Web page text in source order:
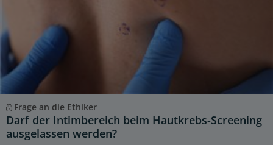
Frage an die Ethiker
Darf der Intimbereich beim Hautkrebs-Screening
ausgelassen werden?